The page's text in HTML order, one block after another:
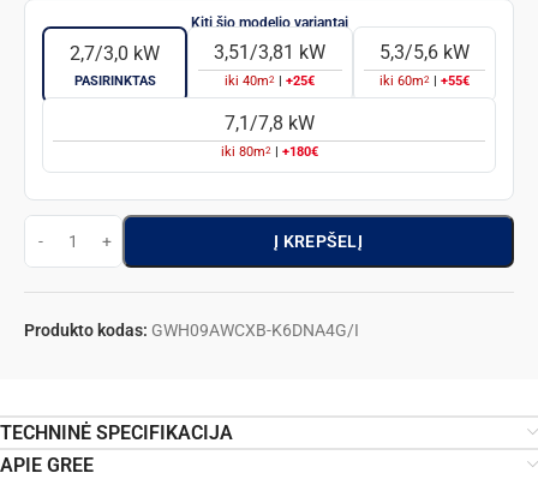
2,7/3,0 kW
PASIRINKTAS
3,51/3,81 kW
iki40m2 +25€
5,3/5,6 kW
iki 60m2 +55€
7,1/7,8 kW
iki 80m2 +180€
Į KREPŠELĮ
Produkto kodas: GWH09AWCXB-K6DNA4G/I
TECHNINĖ SPECIFIKACIJA
APIE GREE